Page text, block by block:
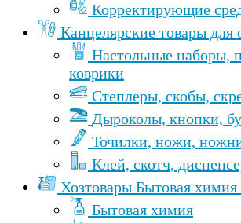
Корректирующие
Канцелярские товары для
Настольные наборы,
коврики
Степлеры, скобы,
Дыроколы, кнопки,
Точилки, ножи,
Клей, скотч,
Хозтовары Бытовая
Бытовая химия